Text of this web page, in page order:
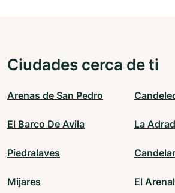
Ciudades cerca de ti
Arenas de San Pedro
El Barco De Avila La
Piedralaves
Mijares El Arenal